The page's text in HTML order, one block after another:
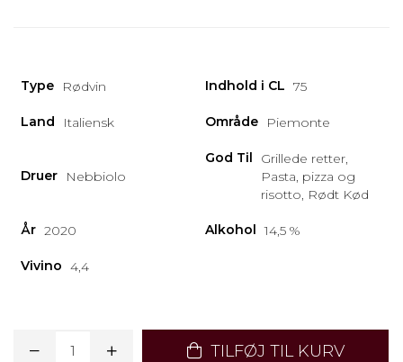
Type Rødvin Indhold i CL 75
Land Italiensk Område Piemonte
Druer Nebbiolo
God Til
Grillede retter,
Pasta, pizza og
risotto, Rødt Kød
År 2020 Alkohol 14,5 %
Vivino 4,4
TILFØJ TIL KURV